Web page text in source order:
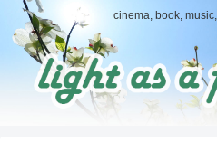
cinema, book,